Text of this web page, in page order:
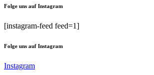
Folge uns auf Instagram
[instagram-feed feed=1]
Folge uns auf Instagram
Instagram